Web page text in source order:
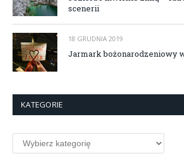
scenerii
18 GRUDNIA 2019
Jarmark bożonarodzeniowy
KATEGORIE
Kategorie